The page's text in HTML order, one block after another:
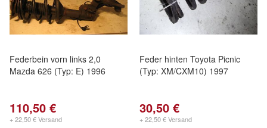
Federbein vorn links 2,0
Mazda 626 (Typ: E) 1996
110,50 €
+ 22,50 € Versand
Feder hinten Toyota Picnic
(Typ: XM/CXM10) 1997
30,50 €
+ 22,50 € Versand